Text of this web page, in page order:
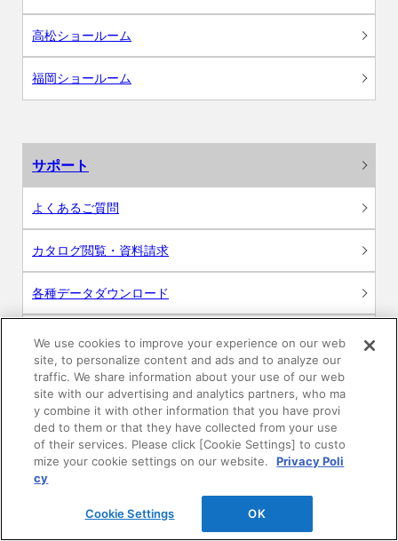
高松ショールーム
福岡ショールーム
サポート
よくあるご質問
カタログ閲覧・資料請求
各種データダウンロード
WEB見積・各種シミュレーション
交換用部品の購入
修理・点検
お問い合わせ
We use cookies to improve your experience on our web
site, to personalize content and ads and to analyze our
traffic. We share information about your use of our web
site with our advertising and analytics partners, who ma
y combine it with other information that you have provi
ded to them or that they have collected from your use
of their services. Please click [Cookie Settings] to custo
mize your cookie settings on our website.
Privacy Poli
cy
Cookie Settings OK